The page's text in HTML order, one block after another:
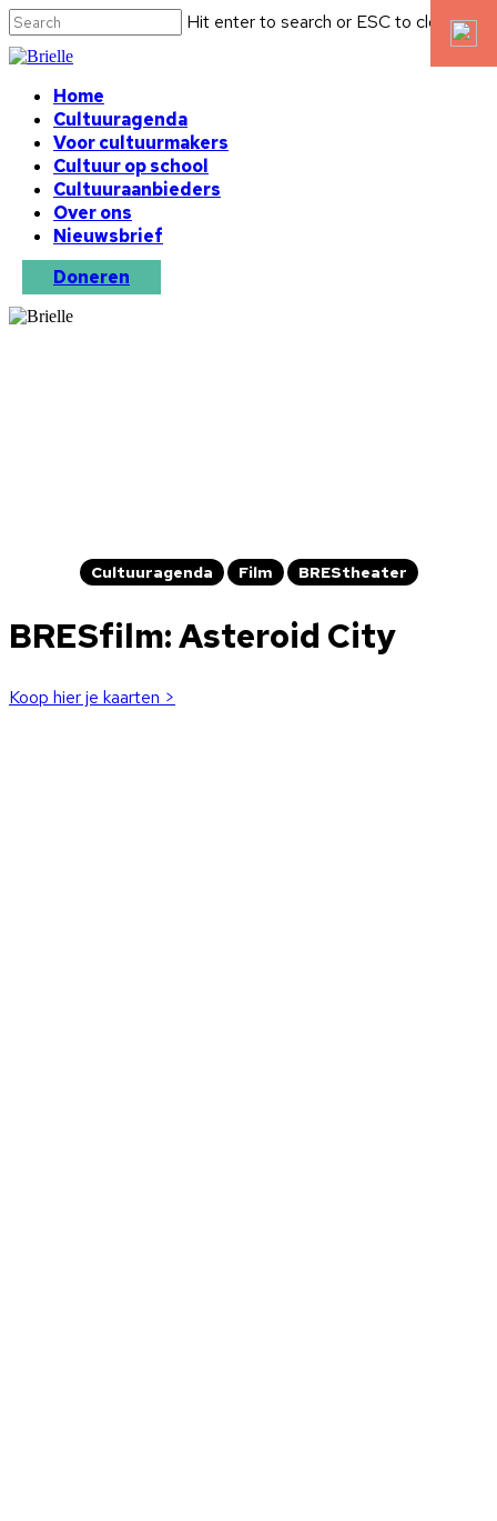
Hit enter to search or ESC to close
Home
Cultuuragenda
Voor cultuurmakers
Cultuur op school
Cultuuraanbieders
Over ons
Nieuwsbrief
Doneren
Cultuuragenda Film BREStheater
BRESfilm: Asteroid City
Koop hier je kaarten >